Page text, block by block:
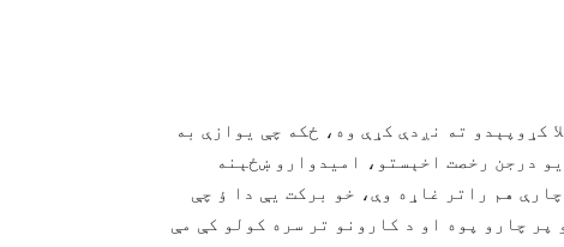
کړوپېدو ته نږدې کړې وه، ځکه چې یوازې به
درجن رخصت اخېستو، امیدوارو ښځېنه
هم راتر غاړه وې، خو برکت یې دا ؤ چې
چارو پوه او د کارونو تر سره کولو کې مې